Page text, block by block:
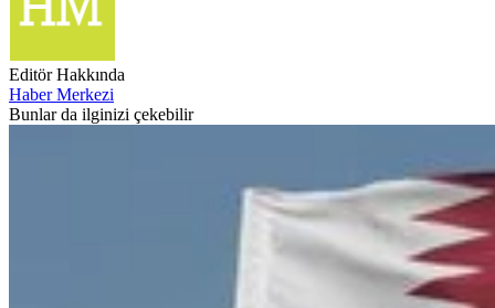
Editör Hakkında
Haber Merkezi
Bunlar da ilginizi çekebilir